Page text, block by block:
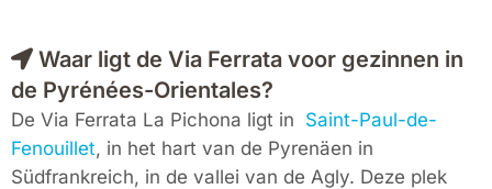
Waar ligt de Via Ferrata voor gezinnen in
de Pyrénées-Orientales?
De Via Ferrata La Pichona ligt in Saint-Paul-de-
Fenouillet, in het hart van de Pyrenäen in
Südfrankreich, in de vallei van de Agly. Deze plek